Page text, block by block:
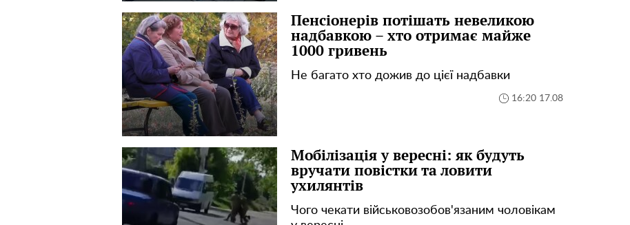
Пенсіонерів потішать невеликою
надбавкою – хто отримає майже
1000 гривень
Не багато хто дожив до цієї надбавки
16:20 17.08
Мобілізація у вересні: як будуть
вручати повістки та ловити
ухилянтів
Чого чекати військовозобов'язаним чоловікам